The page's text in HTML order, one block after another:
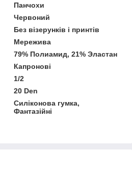
Панчохи
Червоний
Без візерунків і принтів
Мережива
79% Полиамид, 21% Эластан
Капронові
1/2
20 Den
Силіконова гумка,
Фантазійні